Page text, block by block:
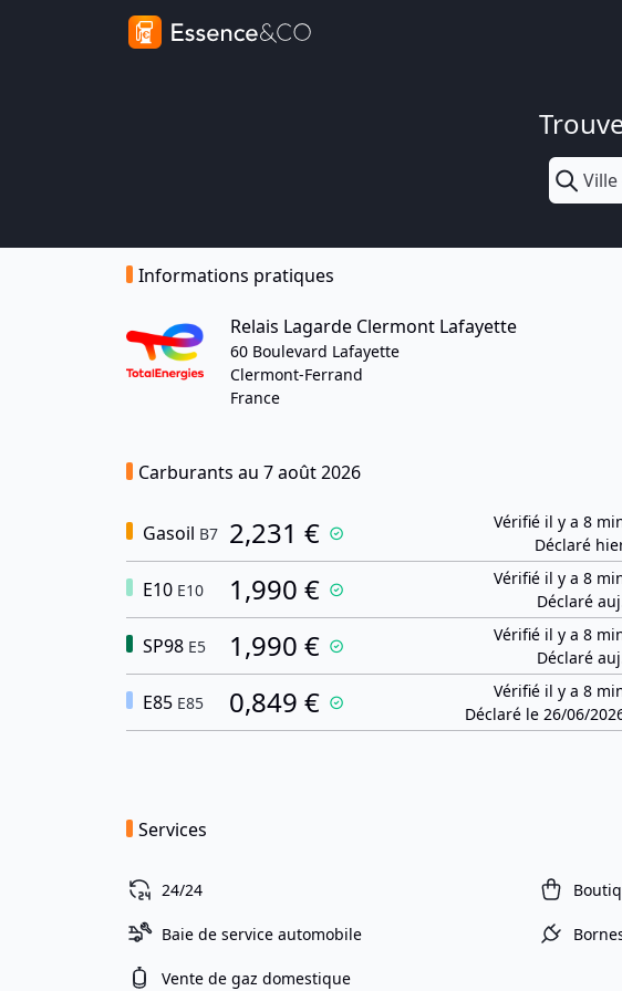
Informations pratiques
Relais Lagarde Clermont Lafayette
60 Boulevard Lafayette
Clermont-Ferrand
France
Carburants au 7 août 2026
Gasoil B7 2,231 €
Vérifié il y a 8
Déclaré
E10 E10 1,990 €
Vérifié il y a 8
Déclaré
SP98 E5 1,990 €
Vérifié il y a 8
Déclaré
E85 E85 0,849 €
Vérifié il y a 8
Déclaré le 26/06/
Services
24/24
Baie de service automobile
Vente de gaz domestique